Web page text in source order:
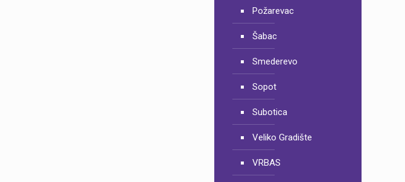
Požarevac
Šabac
Smederevo
Sopot
Subotica
Veliko Gradište
VRBAS